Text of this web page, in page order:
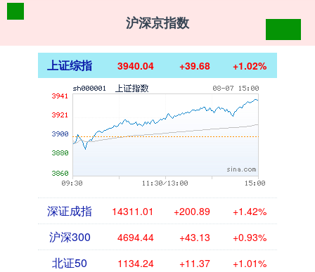
沪深京指数
上证综指 3940.04 +39.68 +1.02%
深证成指 14311.01 +200.89 +1.42%
沪深300 4694.44 +43.13 +0.93%
北证50 1134.24 +11.37 +1.01%